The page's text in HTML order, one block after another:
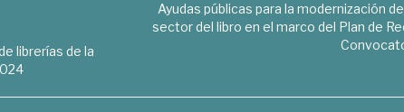
librerías de la
Ayudas públicas para la modernización
sector del libro en el marco del Plan de